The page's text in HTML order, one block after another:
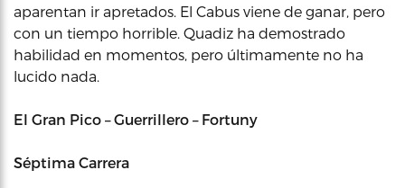
aparentan ir apretados. El Cabus viene de ganar, pero
con un tiempo horrible. Quadiz ha demostrado
habilidad en momentos, pero últimamente no ha
lucido nada.
El Gran Pico – Guerrillero – Fortuny
Séptima Carrera